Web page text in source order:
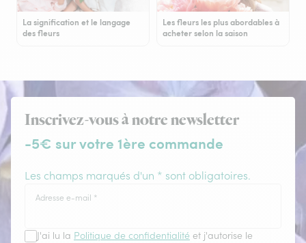
La signification et le langage
des fleurs
Les fleurs les plus abordables à
acheter selon la saison
Inscrivez-vous à notre newsletter
-5€ sur votre 1ère commande
Les champs marqués d'un * sont obligatoires.
Adresse e-mail *
J'ai lu la Politique de confidentialité et j'autorise le